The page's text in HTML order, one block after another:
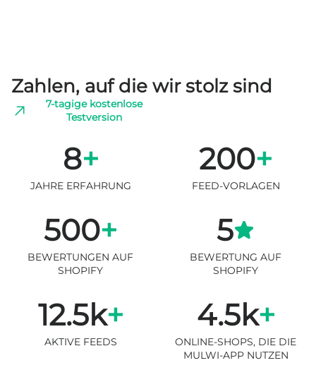
Zahlen, auf die wir stolz sind
7-tagige kostenlose
Testversion
8+
JAHRE ERFAHRUNG
200+
FEED-VORLAGEN
500+
BEWERTUNGEN AUF
SHOPIFY
5
BEWERTUNG AUF
SHOPIFY
12.5k+
AKTIVE FEEDS
4.5k+
ONLINE-SHOPS, DIE DIE
MULWI-APP NUTZEN